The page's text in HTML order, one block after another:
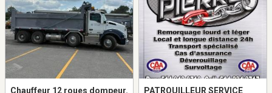
Chauffeur 12 roues dompeur.
PATROUILLEUR SERVICE